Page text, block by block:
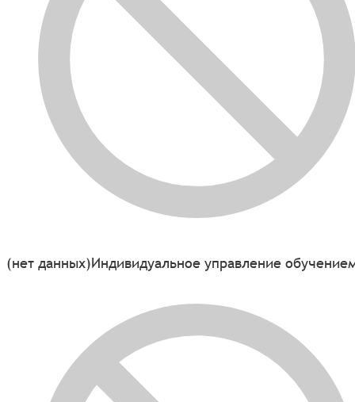
(нет данных)Индивидуальное управление